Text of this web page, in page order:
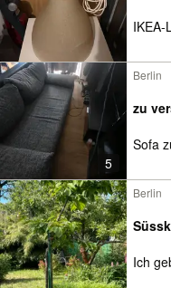
IKEA-
5
Berlin
zu
Sofa
Berlin
Ich